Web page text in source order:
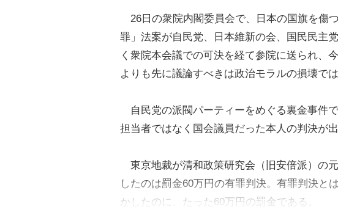
26日の衆院内閣委員会で、日本の国旗を傷
罪」法案が自民党、日本維新の会、国民民主
く衆院本会議での可決を経て参院に送られ、
よりも先に議論すべきは政治モラルの損壊では
自民党の派閥パーティーをめぐる裏金事件
担当者ではなく国会議員だった本人の判決が
東京地裁が清和政策研究会（旧安倍派）の
したのは罰金60万円の有罪判決。有罪判決と
かしたのに、たった60万円の罰金である。